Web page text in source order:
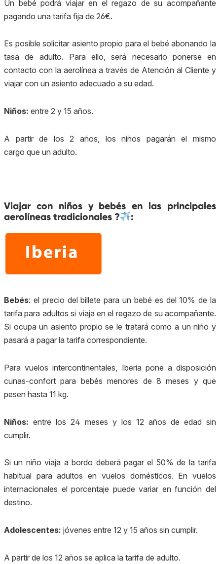
Un bebé podrá viajar en el regazo de su acompañante
pagando una tarifa fija de 26€.
Es posible solicitar asiento propio para el bebé abonando la
tasa de adulto. Para ello, será necesario ponerse en
contacto con la aerolínea a través de Atención al Cliente y
viajar con un asiento adecuado a su edad.
Niños: entre 2 y 15 años.
A partir de los 2 años, los niños pagarán el mismo
cargo que un adulto.
Viajar con niños y bebés en las principales
aerolíneas tradicionales ? :
Bebés: el precio del billete para un bebé es del 10% de la
tarifa para adultos si viaja en el regazo de su acompañante.
Si ocupa un asiento propio se le tratará como a un niño y
pasará a pagar la tarifa correspondiente.
Para vuelos intercontinentales, Iberia pone a disposición
cunas-confort para bebés menores de 8 meses y que
pesen hasta 11 kg.
Niños: entre los 24 meses y los 12 años de edad sin
cumplir.
Si un niño viaja a bordo deberá pagar el 50% de la tarifa
habitual para adultos en vuelos domésticos. En vuelos
internacionales el porcentaje puede variar en función del
destino.
Adolescentes: jóvenes entre 12 y 15 años sin cumplir.
A partir de los 12 años se aplica la tarifa de adulto.